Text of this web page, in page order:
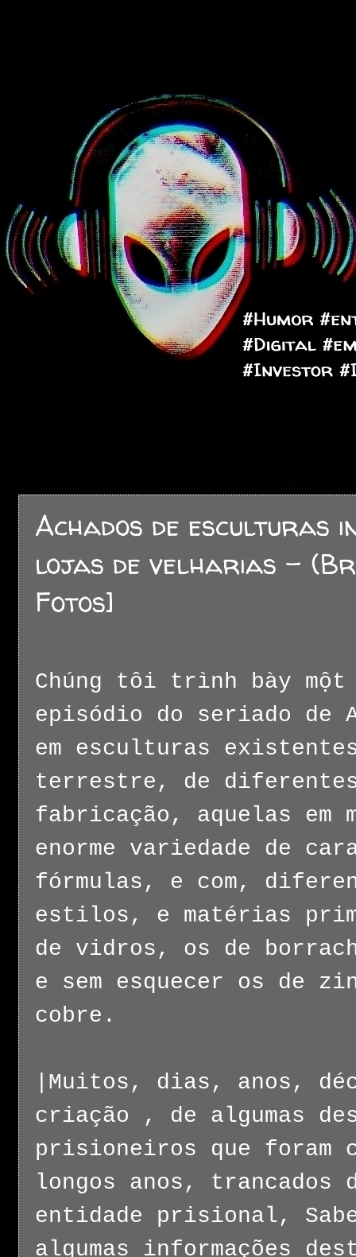
Achados de esculturas
lojas de velharias -
Fotos]
Chúng tôi trình bày
episódio do seriado de
em esculturas
terrestre, de
fabricação, aquelas em
enorme variedade de
fórmulas, e com,
estilos, e matérias
de vidros, os de
e sem esquecer os de
cobre.
|Muitos, dias, anos,
criação , de algumas
prisioneiros que foram
longos anos, trancados
entidade prisional,
algumas informações